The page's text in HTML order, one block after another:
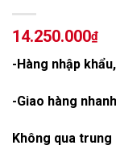
14.250.000₫
-Hàng nhập
-Giao hàng
Không qua